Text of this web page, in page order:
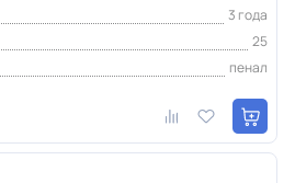
3 года
25
пенал